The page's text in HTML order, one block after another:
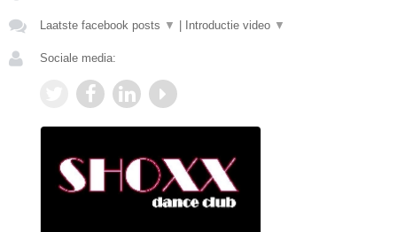
Laatste facebook posts ▼ | Introductie video ▼
Sociale media: